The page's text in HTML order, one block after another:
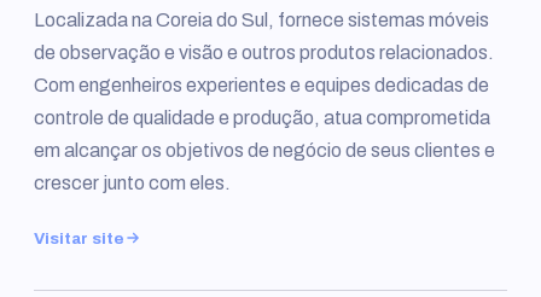
Localizada na Coreia do Sul, fornece sistemas móveis
de observação e visão e outros produtos relacionados.
Com engenheiros experientes e equipes dedicadas de
controle de qualidade e produção, atua comprometida
em alcançar os objetivos de negócio de seus clientes e
crescer junto com eles.
Visitar site